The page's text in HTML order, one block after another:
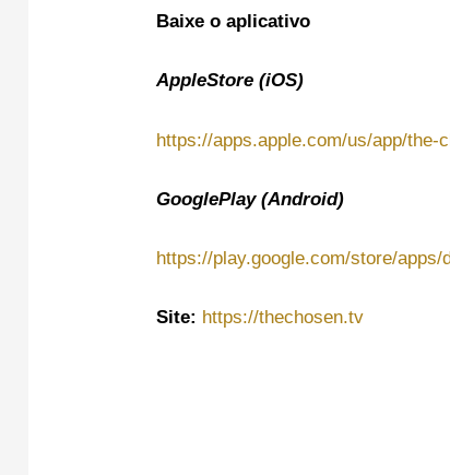
Baixe o aplicativo
AppleStore (iOS)
https://apps.apple.com/us/app/the-
GooglePlay (Android)
https://play.google.com/store/
Site: https://thechosen.tv